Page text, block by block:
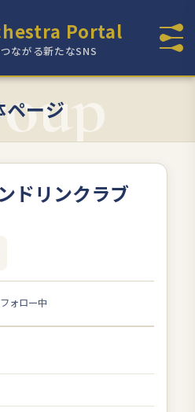
Portal
ながる新たなSNS
ページ
ドリンクラブ
ォロー中